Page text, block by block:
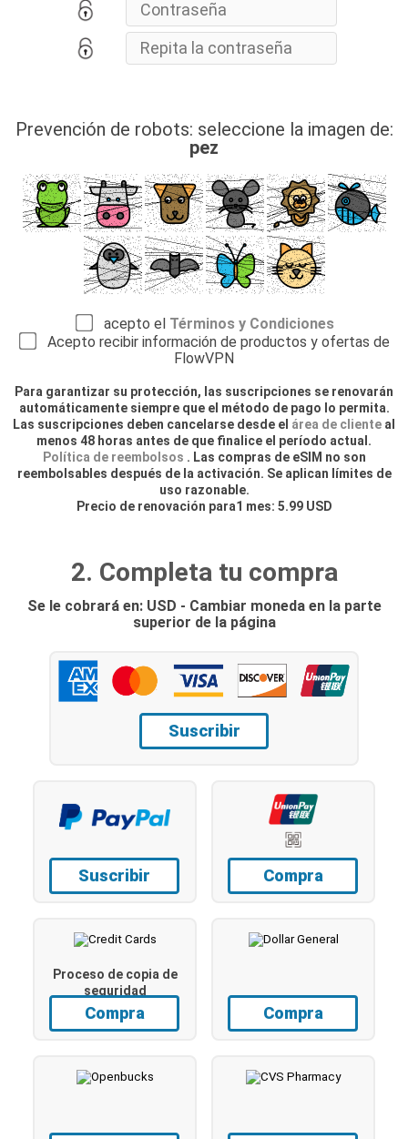
Prevención de robots: seleccione la imagen de:
pez
acepto el Términos y Condiciones
Acepto recibir información de productos y ofertas de
FlowVPN
Para garantizar su protección, las suscripciones se renovarán
automáticamente siempre que el método de pago lo permita.
Las suscripciones deben cancelarse desde el área de cliente al
menos 48 horas antes de que finalice el período actual.
Política de reembolsos . Las compras de eSIM no son
reembolsables después de la activación. Se aplican límites de
uso razonable.
Precio de renovación para1 mes: 5.99 USD
2. Completa tu compra
Se le cobrará en: USD - Cambiar moneda en la parte
superior de la página
Suscribir
Suscribir Compra
Proceso de copia de
seguridad
Compra Compra